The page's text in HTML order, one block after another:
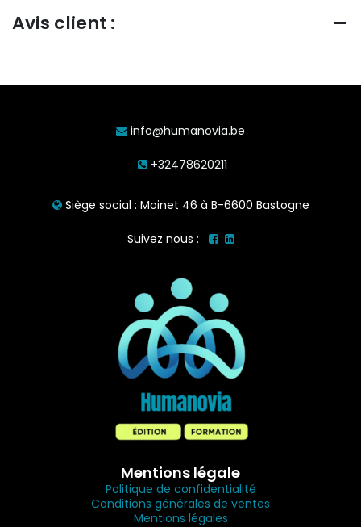
Avis client :
info@humanovia.be
+32478620211
Siège social : Moinet 46 à B-6600 Bastogne
Suivez nous :
Mentions légale
Politique de confidentialité
Conditions générales de ventes
Mentions légales